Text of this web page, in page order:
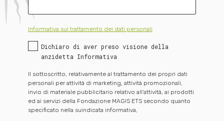
Informativa sul trattamento dei dati personali
Dichiaro di aver preso visione della
anzidetta Informativa
Il sottoscritto, relativamente al trattamento dei propri dati
personali per attività di marketing, attività promozionali,
invio di materiale pubblicitario relativo all’attività, ai prodotti
ed ai servizi della Fondazione MAGIS ETS secondo quanto
specificato nella suindicata informativa,